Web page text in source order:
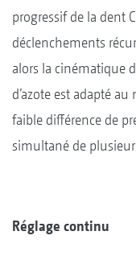
progressif de la dent
déclenchements
alors la cinématique
d’azote est adapté
faible différence de
simultané de
Réglage continu